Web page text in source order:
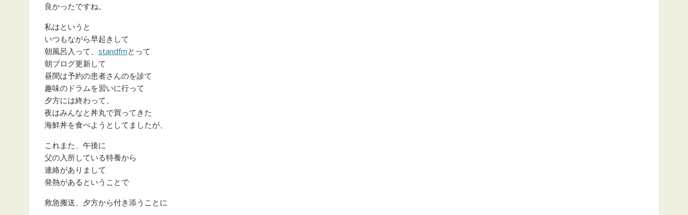
良かったですね。
私はというと
いつもながら早起きして
朝風呂入って、 standfmとって
朝ブログ更新して
昼間は予約の患者さんのを診て
趣味のドラムを習いに行って
夕方には終わって、
夜はみんなと丼丸で買ってきた
海鮮丼を食べようとしてましたが、
これまた、午後に
父の入所している特養から
連絡がありまして
発熱があるということで
救急搬送、夕方から付き添うことに